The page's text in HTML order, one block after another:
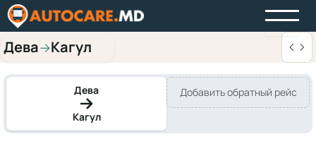
Дева→Кагул
Дева
Кагул
Добавить обратный рейс